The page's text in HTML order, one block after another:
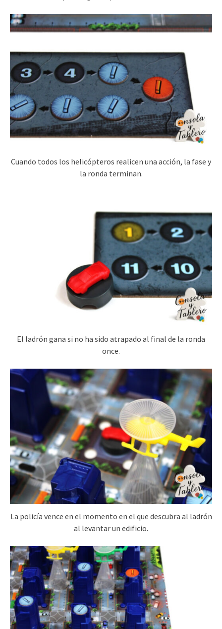
Cuando todos los helicópteros realicen una acción, la fase y
la ronda terminan.
El ladrón gana si no ha sido atrapado al final de la ronda
once.
La policía vence en el momento en el que descubra al ladrón
al levantar un edificio.